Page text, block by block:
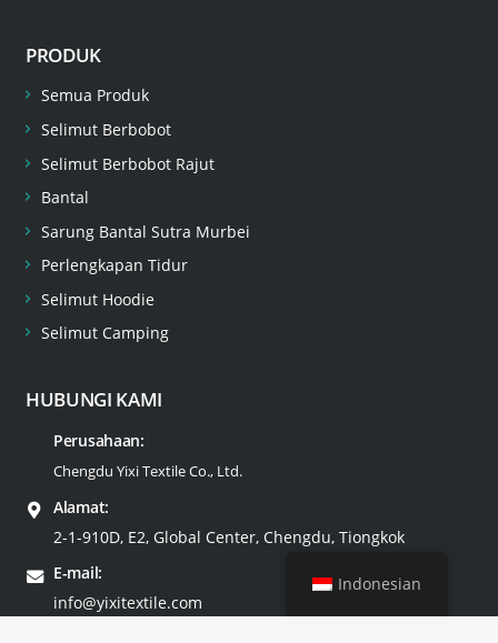
PRODUK
Semua Produk
Selimut Berbobot
Selimut Berbobot Rajut
Bantal
Sarung Bantal Sutra Murbei
Perlengkapan Tidur
Selimut Hoodie
Selimut Camping
HUBUNGI KAMI
Perusahaan:
Chengdu Yixi Textile Co., Ltd.
Alamat:
2-1-910D, E2, Global Center, Chengdu, Tiongkok
E-mail:
info@yixitextile.com
Indonesian